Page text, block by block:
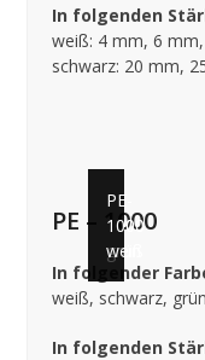
In folgenden
weiß: 4 mm, 6
schwarz: 20 mm,
PE-
1000
grün
PE-
1000
weiß
PE – 1000
In folgender
weiß, schwarz, grün
In folgenden